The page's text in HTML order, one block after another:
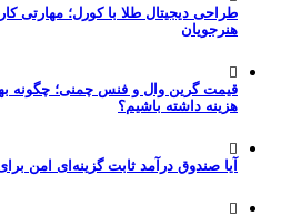
طراحی دیجیتال طلا با کورل؛ مهارتی
هنرجویان
قیمت گرین وال و فنس چمنی؛ چگونه
هزینه داشته باشیم؟
آیا صندوق درآمد ثابت گزینه‌ای امن